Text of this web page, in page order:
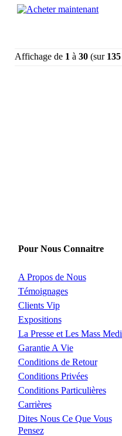
Affichage de 1 à 30 (sur 135
Pour Nous Connaitre
A Propos de Nous
Témoignages
Clients Vip
Expositions
La Presse et Les Mass
Garantie A Vie
Conditions de Retour
Conditions Privées
Conditions Particulières
Carrières
Dites Nous Ce Que Vous
Pensez